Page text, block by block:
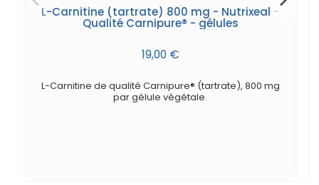
L-Carnitine (tartrate) 800 mg - Nutrixeal -
Qualité Carnipure® - gélules
19,00 €
L-Carnitine de qualité Carnipure® (tartrate), 800 mg
par gélule végétale.